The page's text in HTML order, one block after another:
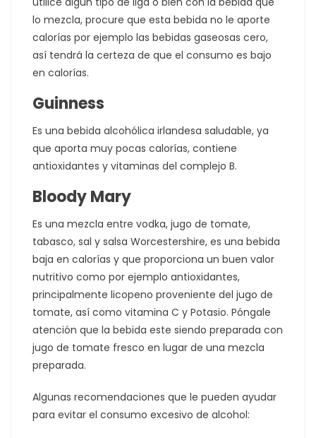
lo mezcla, procure que esta bebida no le aporte
calorías por ejemplo las bebidas gaseosas cero,
así tendrá la certeza de que el consumo es bajo
en calorías.
Guinness
Es una bebida alcohólica irlandesa saludable, ya
que aporta muy pocas calorías, contiene
antioxidantes y vitaminas del complejo B.
Bloody Mary
Es una mezcla entre vodka, jugo de tomate,
tabasco, sal y salsa Worcestershire, es una bebida
baja en calorías y que proporciona un buen valor
nutritivo como por ejemplo antioxidantes,
principalmente licopeno proveniente del jugo de
tomate, así como vitamina C y Potasio. Póngale
atención que la bebida este siendo preparada con
jugo de tomate fresco en lugar de una mezcla
preparada.
Algunas recomendaciones que le pueden ayudar
para evitar el consumo excesivo de alcohol: